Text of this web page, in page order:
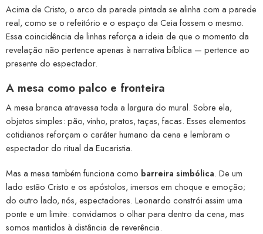
Acima de Cristo, o arco da parede pintada se alinha com a parede
real, como se o refeitório e o espaço da Ceia fossem o mesmo.
Essa coincidência de linhas reforça a ideia de que o momento da
revelação não pertence apenas à narrativa bíblica — pertence ao
presente do espectador.
A mesa como palco e fronteira
A mesa branca atravessa toda a largura do mural. Sobre ela,
objetos simples: pão, vinho, pratos, taças, facas. Esses elementos
cotidianos reforçam o caráter humano da cena e lembram o
espectador do ritual da Eucaristia.
Mas a mesa também funciona como barreira simbólica. De um
lado estão Cristo e os apóstolos, imersos em choque e emoção;
do outro lado, nós, espectadores. Leonardo constrói assim uma
ponte e um limite: convidamos o olhar para dentro da cena, mas
somos mantidos à distância de reverência.